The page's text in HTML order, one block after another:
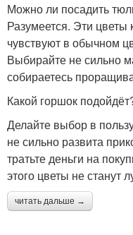
Можно ли посадить
Разумеется. Эти цветы
чувствуют в обычном
Выбирайте не сильно
собираетесь
Какой горшок
Делайте выбор в
не сильно развита
тратьте деньги на
этого цветы не станут
читать дальше →